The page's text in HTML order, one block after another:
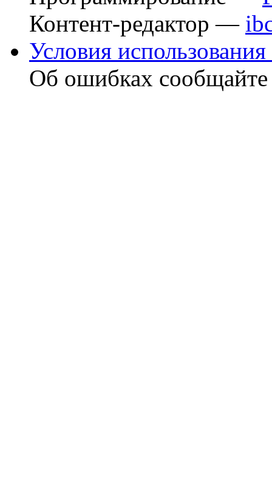
Контент-редактор —
Условия использования
Об ошибках